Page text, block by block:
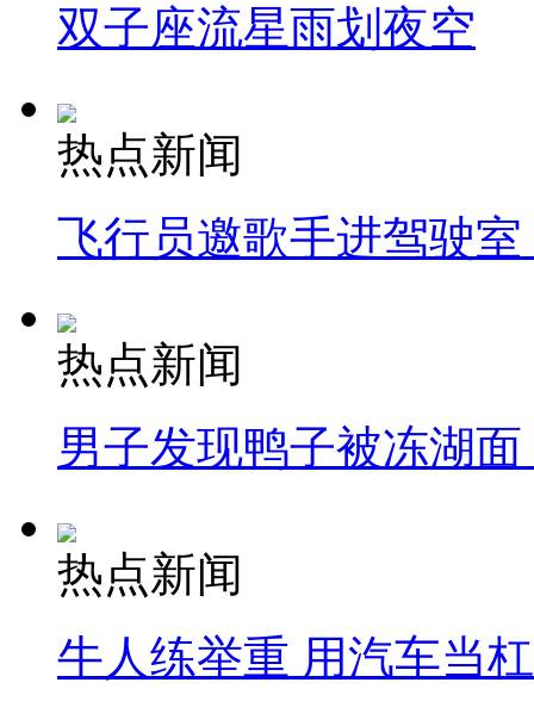
双子座流星雨划夜空
热点新闻
飞行员邀歌手进驾驶
热点新闻
男子发现鸭子被冻湖
热点新闻
牛人练举重 用汽车当